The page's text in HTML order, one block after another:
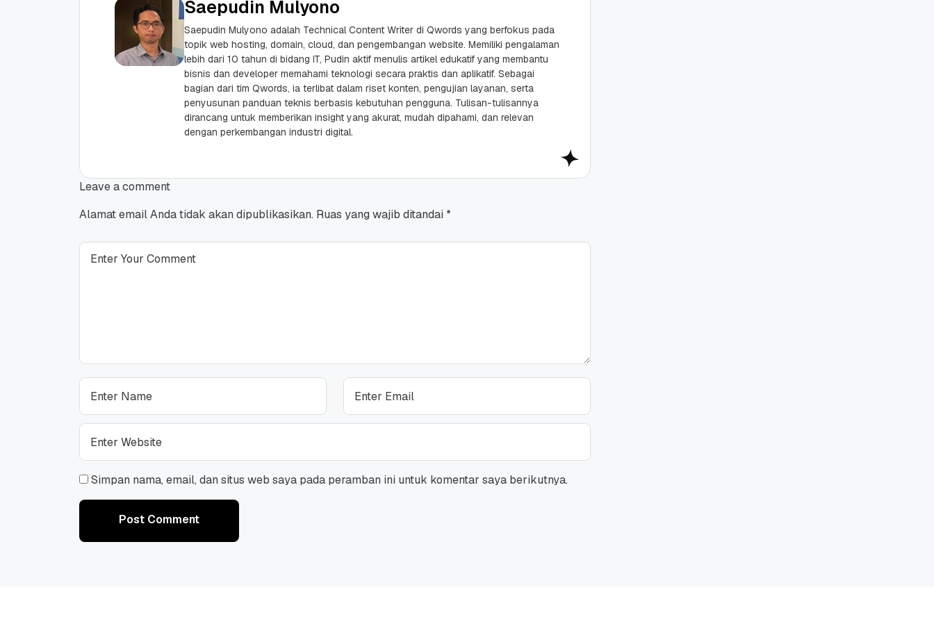
Saepudin Mulyono
Saepudin Mulyono adalah Technical Content Writer di Qwords yang berfokus pada
topik web hosting, domain, cloud, dan pengembangan website. Memiliki pengalaman
lebih dari 10 tahun di bidang IT, Pudin aktif menulis artikel edukatif yang membantu
bisnis dan developer memahami teknologi secara praktis dan aplikatif. Sebagai
bagian dari tim Qwords, ia terlibat dalam riset konten, pengujian layanan, serta
penyusunan panduan teknis berbasis kebutuhan pengguna. Tulisan-tulisannya
dirancang untuk memberikan insight yang akurat, mudah dipahami, dan relevan
dengan perkembangan industri digital.
Leave a comment
Alamat email Anda tidak akan dipublikasikan. Ruas yang wajib ditandai *
Simpan nama, email, dan situs web saya pada peramban ini untuk komentar saya berikutnya.
Post Comment